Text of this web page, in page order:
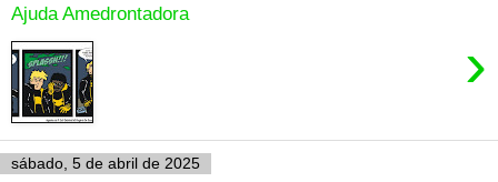
Ajuda Amedrontadora
›
sábado, 5 de abril de 2025